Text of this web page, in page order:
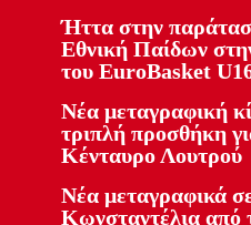
Ήττα στην
Εθνική Παίδων
του EuroBasket
Νέα μεταγραφική
τριπλή προσθήκη
Κένταυρο Λουτρού
Νέα μεταγραφικά
Κωνσταντέλια από